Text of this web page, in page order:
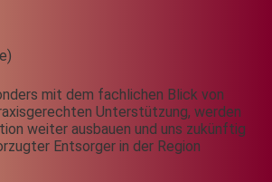
mit dem fachlichen Blick von
Unterstützung, werden
weiter ausbauen und uns zukünftig
Entsorger in der Region